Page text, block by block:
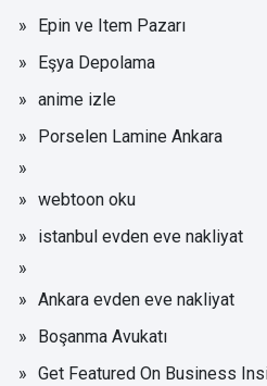
Epin ve Item Pazarı
Eşya Depolama
anime izle
Porselen Lamine Ankara
webtoon oku
istanbul evden eve nakliyat
Ankara evden eve nakliyat
Boşanma Avukatı
Get Featured On Business